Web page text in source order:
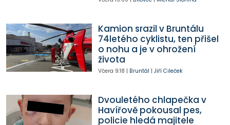
Kamion srazil v Bruntálu
74letého cyklistu, ten přišel
o nohu a je v ohrožení
života
Včera 9:18 | Bruntál | Jiří Cileček
Dvouletého chlapečka v
Havířově pokousal pes,
policie hledá majitele